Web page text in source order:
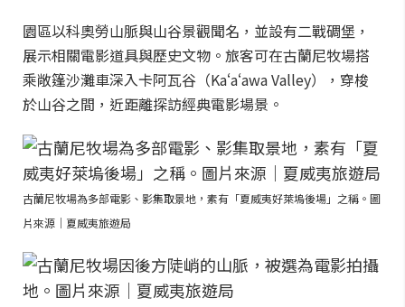
園區以科奧勞山脈與山谷景觀聞名，並設有二戰碉堡，
展示相關電影道具與歷史文物。旅客可在古蘭尼牧場搭
乘敞篷沙灘車深入卡阿瓦谷（Kaʻaʻawa Valley），穿梭
於山谷之間，近距離探訪經典電影場景。
古蘭尼牧場為多部電影、影集取景地，素有「夏威夷好萊塢後場」之稱。圖
片來源｜夏威夷旅遊局